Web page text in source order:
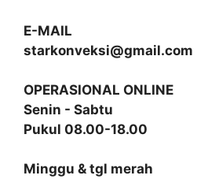
E-MAIL
starkonveksi@gmail.com
OPERASIONAL ONLINE
Senin - Sabtu
Pukul 08.00-18.00
Minggu & tgl merah